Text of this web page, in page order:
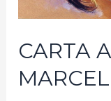
CARTA